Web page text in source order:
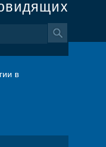
в